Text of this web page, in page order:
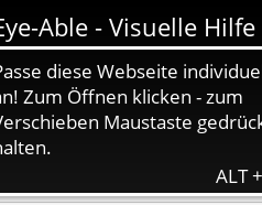
Schirme Dekoration